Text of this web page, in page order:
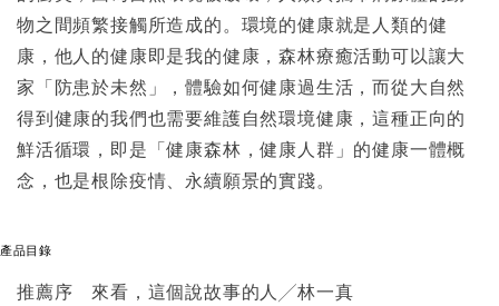
物之間頻繁接觸所造成的。環境的健康就是人類的健
康，他人的健康即是我的健康，森林療癒活動可以讓大
家「防患於未然」，體驗如何健康過生活，而從大自然
得到健康的我們也需要維護自然環境健康，這種正向的
鮮活循環，即是「健康森林，健康人群」的健康一體概
念，也是根除疫情、永續願景的實踐。
產品目錄
推薦序 來看，這個說故事的人╱林一真